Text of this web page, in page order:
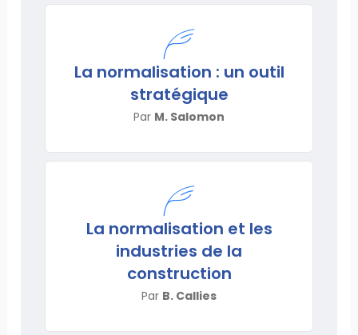
La normalisation : un outil
stratégique
Par M. Salomon
La normalisation et les
industries de la
construction
Par B. Callies